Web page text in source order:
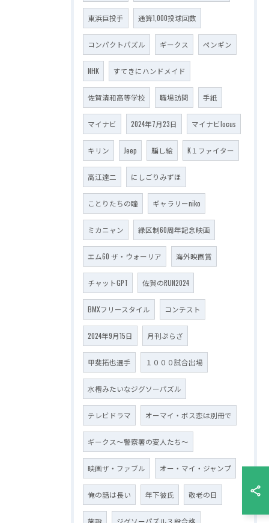
東浜巨投手 通算1,000投球回数
コンパクトパズル ギークス ペンギン
NHK すてきにハンドメイド
佐賀清和高等学校 職場訪問 手紙
マイナビ 2024年7月23日 マイナビlocus
キリン Jeep 騙し絵 K１ファイター
高江達二 にしごりみずほ
ことりたちの瞳 ギャラリーniko
ミカニャン 緑区制60周年記念映画
エム60 ザ・ウォーリア 海外映画賞
チャットGPT 佐賀のRUN2024
BMXフリースタイル コンテスト
2024年9月15日 月刊ぷらざ
甲斐拓也選手 １０００試合出場
水槽みたいなジグソーパズル
テレビドラマ オーマイ・ボス恋は別冊で
ギークス～警察署の変人たち～
映画ザ・ファブル オー・マイ・ジャンプ
俺の話は長い 年下彼氏 敬老の日
施設 ジグソーパズル３段合格